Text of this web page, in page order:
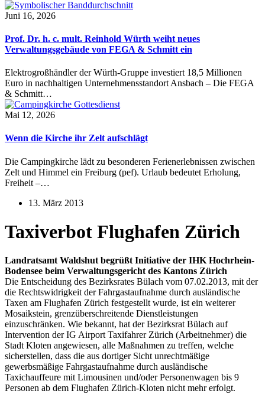
Juni 16, 2026
Prof. Dr. h. c. mult. Reinhold Würth weiht neues
Verwaltungsgebäude von FEGA & Schmitt ein
Elektrogroßhändler der Würth-Gruppe investiert 18,5 Millionen
Euro in nachhaltigen Unternehmensstandort Ansbach – Die FEGA
& Schmitt…
Mai 12, 2026
Wenn die Kirche ihr Zelt aufschlägt
Die Campingkirche lädt zu besonderen Ferienerlebnissen zwischen
Zelt und Himmel ein Freiburg (pef). Urlaub bedeutet Erholung,
Freiheit –…
13. März 2013
Taxiverbot Flughafen Zürich
Landratsamt Waldshut begrüßt Initiative der IHK Hochrhein-
Bodensee beim Verwaltungsgericht des Kantons Zürich
Die Entscheidung des Bezirksrates Bülach vom 07.02.2013, mit der
die Rechtswidrigkeit der Fahrgastaufnahme durch ausländische
Taxen am Flughafen Zürich festgestellt wurde, ist ein weiterer
Mosaikstein, grenzüberschreitende Dienstleistungen
einzuschränken. Wie bekannt, hat der Bezirksrat Bülach auf
Intervention der IG Airport Taxifahrer Zürich (Arbeitnehmer) die
Stadt Kloten angewiesen, alle Maßnahmen zu treffen, welche
sicherstellen, dass die aus dortiger Sicht unrechtmäßige
gewerbsmäßige Fahrgastaufnahme durch ausländische
Taxichauffeure mit Limousinen und/oder Personenwagen bis 9
Personen ab dem Flughafen Zürich-Kloten nicht mehr erfolgt.